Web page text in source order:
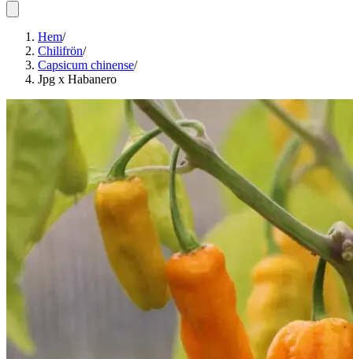
Hem/
Chilifrön/
Capsicum chinense/
Jpg x Habanero